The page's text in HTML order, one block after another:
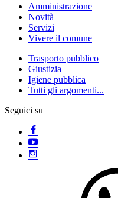
Amministrazione
Novità
Servizi
Vivere il comune
Trasporto pubblico
Giustizia
Igiene pubblica
Tutti gli argomenti...
Seguici su